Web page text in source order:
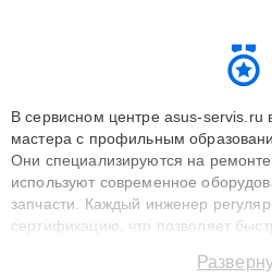
В сервисном центре asus-
мастера с профильным
Они специализируются на ремонте
используют современное
запчасти. Каждый инженер
сертификацию, что позволяет
до 3 лет. Наши мастера решают